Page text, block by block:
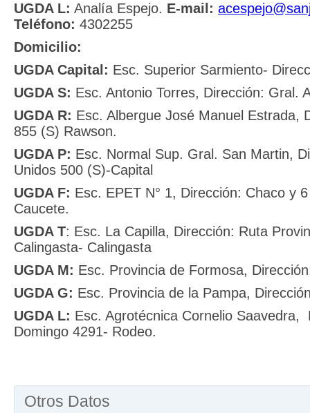
UGDA L: Analía Espejo. E-mail:
Teléfono: 4302255
Domicilio:
UGDA Capital: Esc. Superior Sarmiento-
UGDA S: Esc. Antonio Torres, Dirección: Gral.
UGDA R: Esc. Albergue José Manuel Estrada,
855 (S) Rawson.
UGDA P: Esc. Normal Sup. Gral. San Martin,
Unidos 500 (S)-Capital
UGDA F: Esc. EPET N° 1, Dirección: Chaco y
Caucete.
UGDA T: Esc. La Capilla, Dirección: Ruta
Calingasta- Calingasta
UGDA M: Esc. Provincia de Formosa,
UGDA G: Esc. Provincia de la Pampa,
UGDA L: Esc. Agrotécnica Cornelio Saavedra,
Domingo 4291- Rodeo.
Otros Datos